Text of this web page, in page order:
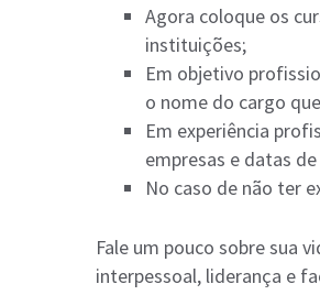
Agora coloque os
instituições;
Em objetivo
o nome do cargo
Em experiência
empresas e datas
No caso de não ter
Fale um pouco sobre sua
interpessoal, liderança e